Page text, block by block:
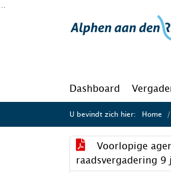
Ga naar de inhoud van deze pagina
Dashboard
U bevindt zich hier: Home
Voorlopige
raadsvergadering